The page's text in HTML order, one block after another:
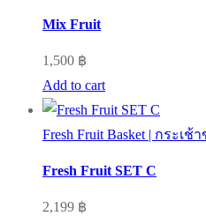
Mix Fruit
1,500 ฿
Add to cart
Fresh Fruit Basket | กระเ
Fresh Fruit SET C
2,199 ฿